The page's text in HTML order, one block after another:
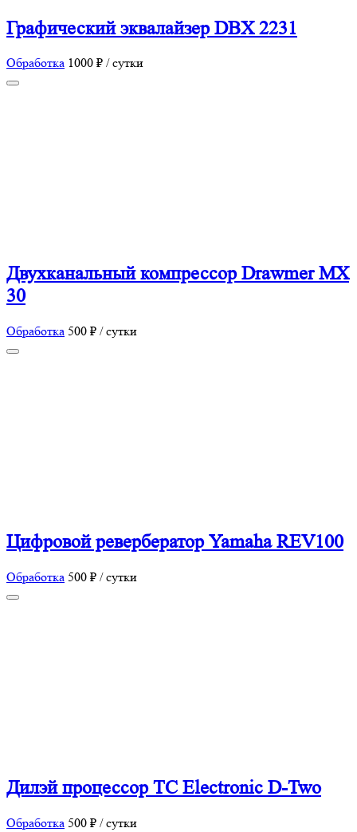
Графический эквалайзер DBX 2231
Обработка 1000 ₽ / сутки
Двухканальный компрессор Drawmer MX
30
Обработка 500 ₽ / сутки
Цифровой ревербератор Yamaha REV100
Обработка 500 ₽ / сутки
Дилэй процессор TC Electronic D-Two
Обработка 500 ₽ / сутки